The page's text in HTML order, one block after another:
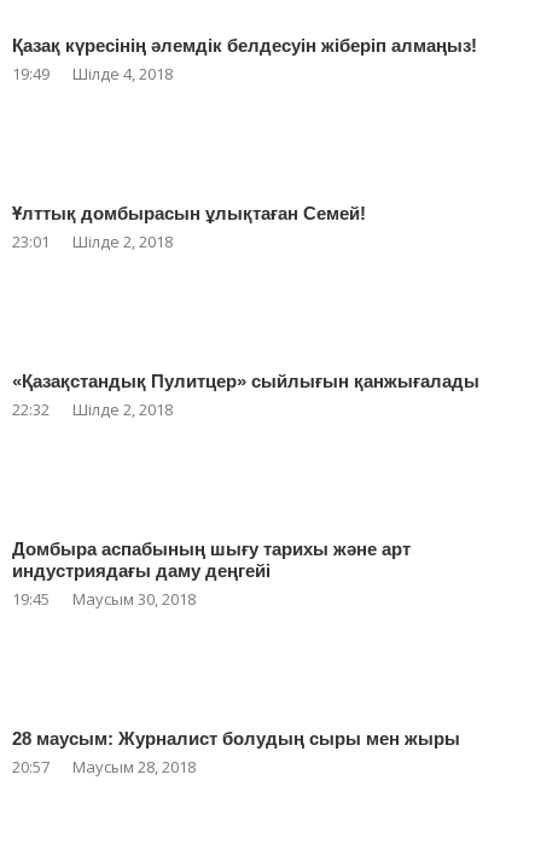
Қазақ күресінің әлемдік белдесуін жіберіп алмаңыз!
19:49 Шілде 4, 2018
Ұлттық домбырасын ұлықтаған Семей!
23:01 Шілде 2, 2018
«Қазақстандық Пулитцер» сыйлығын қанжығалады
22:32 Шілде 2, 2018
Домбыра аспабының шығу тарихы және арт
индустриядағы даму деңгейі
19:45 Маусым 30, 2018
28 маусым: Журналист болудың сыры мен жыры
20:57 Маусым 28, 2018